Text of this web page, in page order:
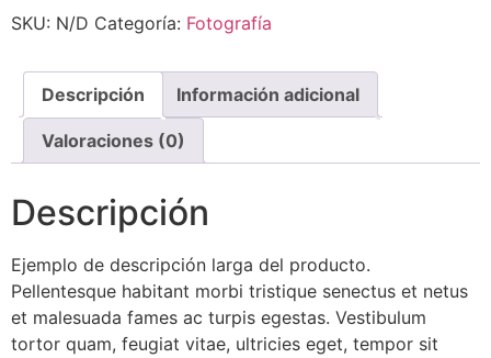
SKU: N/D Categoría: Fotografía
Descripción Información adicional
Valoraciones (0)
Descripción
Ejemplo de descripción larga del producto.
Pellentesque habitant morbi tristique senectus et netus
et malesuada fames ac turpis egestas. Vestibulum
tortor quam, feugiat vitae, ultricies eget, tempor sit